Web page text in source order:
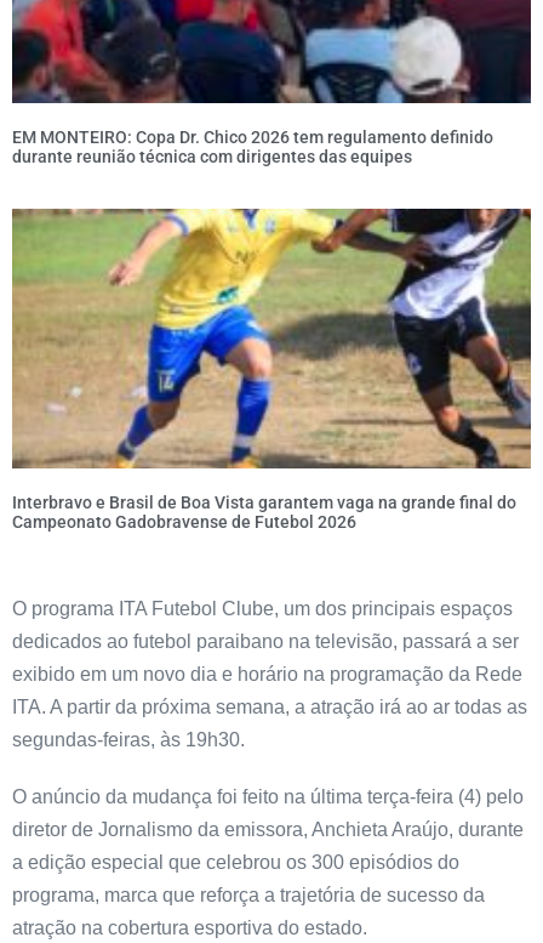
EM MONTEIRO: Copa Dr. Chico 2026 tem regulamento definido
durante reunião técnica com dirigentes das equipes
Interbravo e Brasil de Boa Vista garantem vaga na grande final do
Campeonato Gadobravense de Futebol 2026
O programa ITA Futebol Clube, um dos principais espaços
dedicados ao futebol paraibano na televisão, passará a ser
exibido em um novo dia e horário na programação da Rede
ITA. A partir da próxima semana, a atração irá ao ar todas as
segundas-feiras, às 19h30.
O anúncio da mudança foi feito na última terça-feira (4) pelo
diretor de Jornalismo da emissora, Anchieta Araújo, durante
a edição especial que celebrou os 300 episódios do
programa, marca que reforça a trajetória de sucesso da
atração na cobertura esportiva do estado.